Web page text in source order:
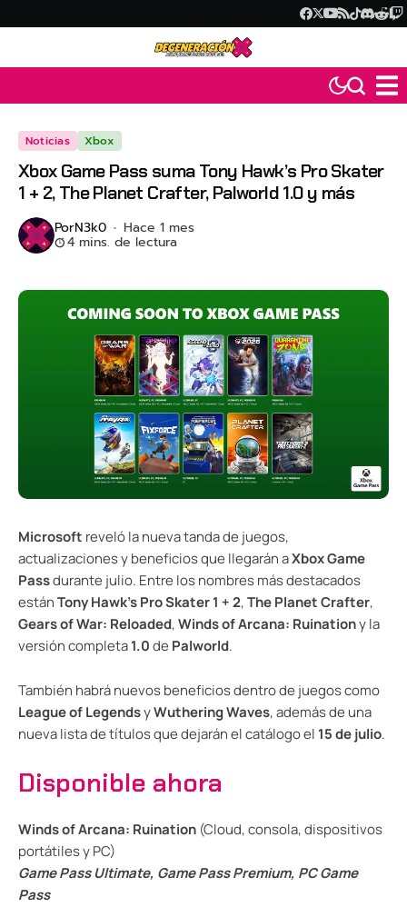
Noticias Xbox
Xbox Game Pass suma Tony Hawk’s Pro Skater
1 + 2, The Planet Crafter, Palworld 1.0 y más
PorN3k0 Hace 1 mes
4 mins. de lectura
Microsoft reveló la nueva tanda de juegos,
actualizaciones y beneficios que llegarán aXbox Game
Passdurante julio. Entre los nombres más destacados
estánTony Hawk’s Pro Skater 1 + 2,The Planet Crafter,
Gears of War: Reloaded,Winds of Arcana: Ruinationy la
versión completa1.0de Palworld.
También habrá nuevos beneficios dentro de juegos como
League of LegendsyWuthering Waves, además de una
nueva lista de títulos que dejarán el catálogo el 15 de julio.
Disponible ahora
Winds of Arcana: Ruination (Cloud, consola, dispositivos
portátiles y PC)
Game Pass Ultimate, Game Pass Premium, PC Game
Pass